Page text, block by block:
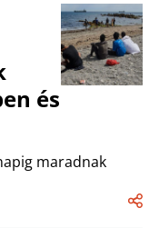
és
maradnak